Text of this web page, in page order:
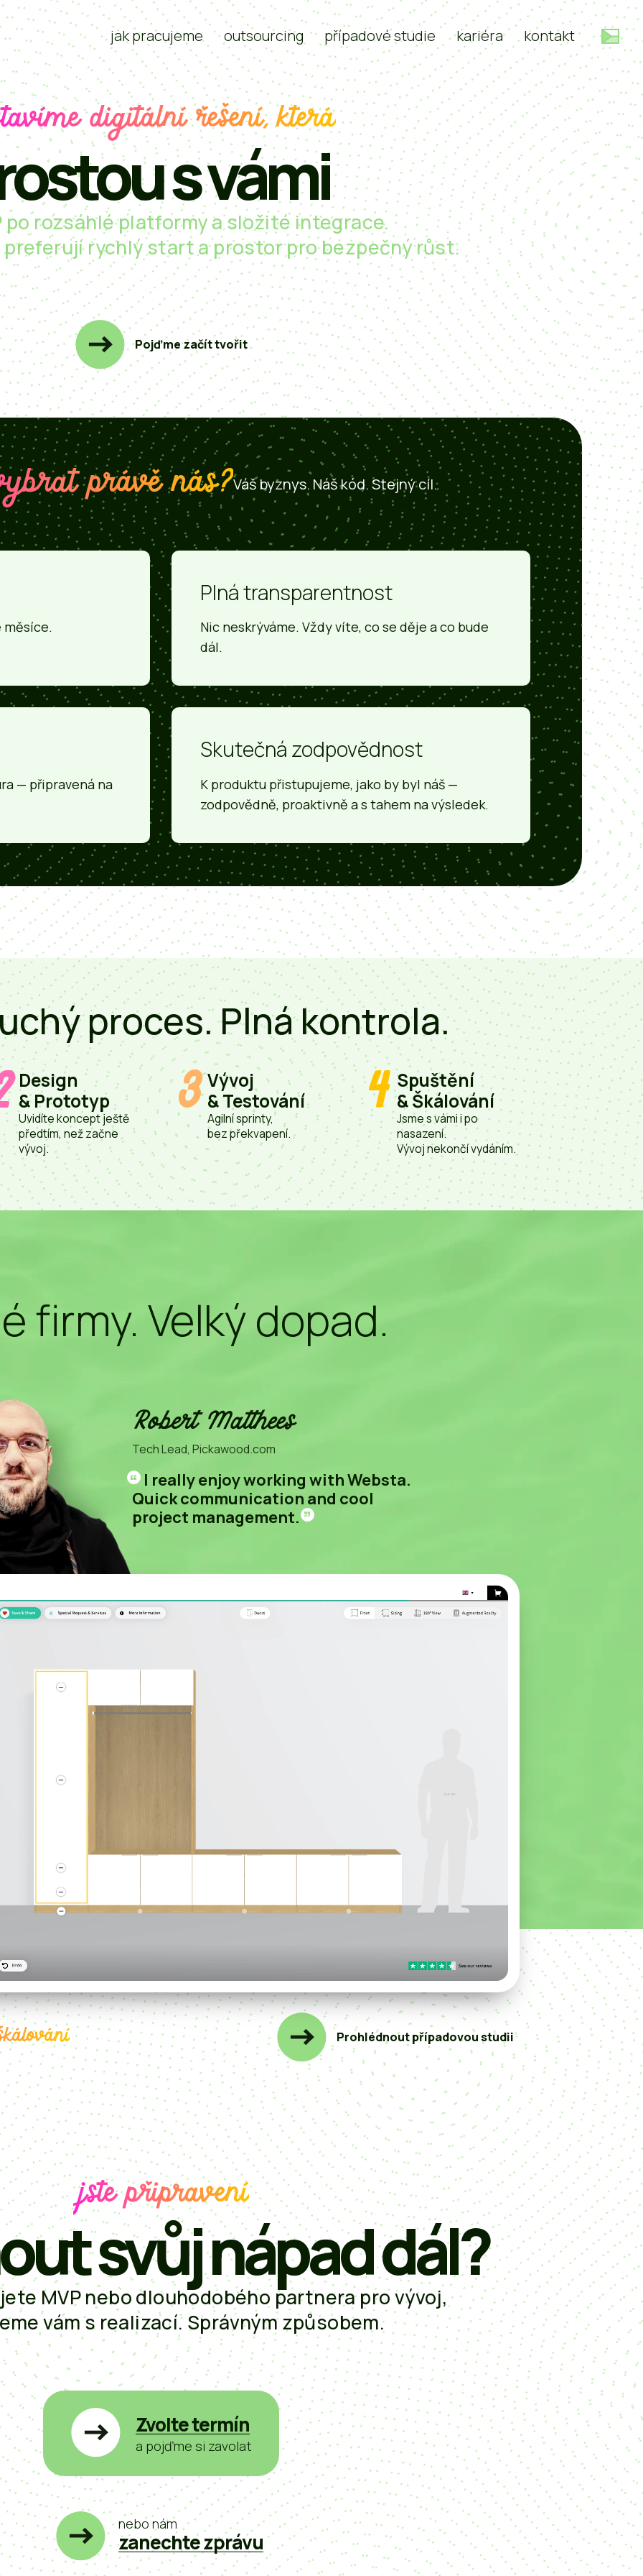
jak pracujeme outsourcing případové studie kariéra kontakt
digitální řešení, která
s vámi
po rozsáhlé platformy a složité integrace.
preferují rychlý start a prostor pro bezpečný růst.
Pojďme začít tvořit
právě nás?Váš byznys. Náš kód. Stejný cíl.
měsíce.
Plná transparentnost
Nic neskrýváme. Vždy víte, co se děje a co bude
dál.
— připravená na
Skutečná zodpovědnost
K produktu přistupujeme, jako by byl náš —
zodpovědně, proaktivně a s tahem na výsledek.
proces. Plná kontrola.
Design
& Prototyp
Uvidíte koncept ještě
předtím, než začne
vývoj.
3 Vývoj
& Testování
Agilní sprinty,
bez překvapení.
4 Spuštění
& Škálování
Jsme s vámi i po
nasazení.
Vývoj nekončí vydáním.
firmy. Velký dopad.
Robert Matthees
Tech Lead, Pickawood.com
“ I really enjoy working with Websta.
Quick communication and cool
project management. ”
Prohlédnout případovou studii
jste připravení
svůj nápad dál?
MVP nebo dlouhodobého partnera pro vývoj,
vám s realizací. Správným způsobem.
Zvolte termín
a pojďme si zavolat
nebo nám
zanechte zprávu